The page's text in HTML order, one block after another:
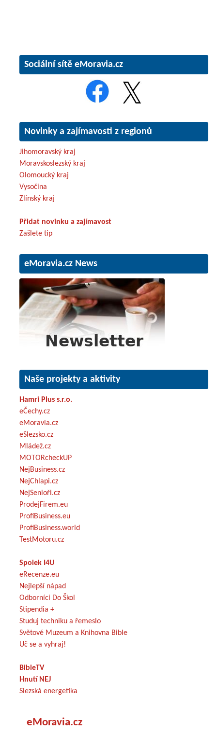
Sociální sítě eMoravia.cz
Novinky a zajímavosti z regionů
Jihomoravský kraj
Moravskoslezský kraj
Olomoucký kraj
Vysočina
Zlínský kraj
Přidat novinku a zajímavost
Zašlete tip
eMoravia.cz News
Naše projekty a aktivity
Hamri Plus s.r.o.
eČechy.cz
eMoravia.cz
eSlezsko.cz
Mládež.cz
MOTORcheckUP
NejBusiness.cz
NejChlapi.cz
NejSenioři.cz
ProdejFirem.eu
ProfiBusiness.eu
ProfiBusiness.world
TestMotoru.cz
Spolek I4U
eRecenze.eu
Nejlepší nápad
Odborníci Do Škol
Stipendia +
Studuj techniku a řemeslo
Světové Muzeum a Knihovna Bible
Uč se a vyhraj!
BibleTV
Hnutí NEJ
Slezská energetika
eMoravia.cz